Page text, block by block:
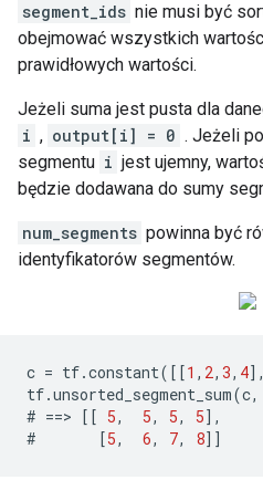
segment_ids nie musi być
obejmować wszystkich
prawidłowych wartości.
Jeżeli suma jest pusta dla
i , output[i] = 0 . Jeżeli
segmentu i jest ujemny,
będzie dodawana do sumy
num_segments powinna być
identyfikatorów segmentów.
c = tf.constant([[1 , 2, 3, 4],
tf.unsorted_segment_sum(c,
# ==> [[ 5, 5, 5, 5],
#
[5, 6, 7, 8]]